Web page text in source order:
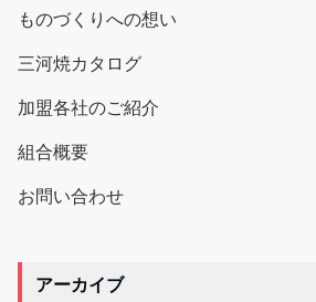
ものづくりへの想い
三河焼カタログ
加盟各社のご紹介
組合概要
お問い合わせ
アーカイブ